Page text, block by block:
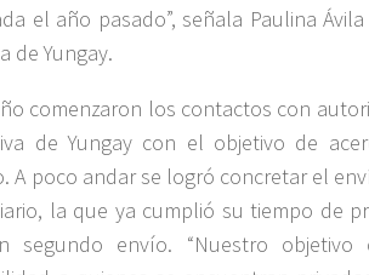
el año pasado”, señala Paulina
de Yungay.
comenzaron los contactos con
de Yungay con el objetivo de
A poco andar se logró concretar el
la que ya cumplió su tiempo de
segundo envío. “Nuestro